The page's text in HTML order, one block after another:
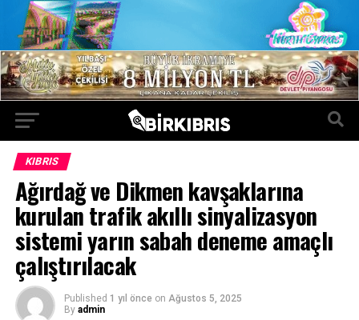
KIBRIS
Ağırdağ ve Dikmen kavşaklarına
kurulan trafik akıllı sinyalizasyon
sistemi yarın sabah deneme amaçlı
çalıştırılacak
Published 1 yıl önce on Ağustos 5, 2025
By admin